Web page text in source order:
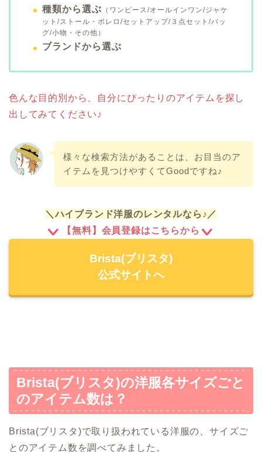
種類から選ぶ （ワンピース/オールインワン/ジャケ
ット/ストール・ボレロ/セットアップ/３点セット/バッ
グ/小物・その他）
ブランドから選ぶ
色んな目的別から、自分にぴったりのアイテムを探し
出してみてください♪
様々な検索方法があることは、お目当のア
イテムを見つけやすくてGoodですね♪
＼ハイブランド洋服のレンタルなら♪／
【無料】会員登録はこちらから
Brista(ブリスタ)
公式サイトへ
Brista(ブリスタ)の洋服各サイズごと
のアイテム数は？
Brista(ブリスタ)で取り扱われている洋服の、サイズご
とのアイテム数を調べてみました。